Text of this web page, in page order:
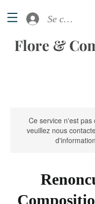
Flore &
Se connecter
Ce service n'est pas
veuillez nous